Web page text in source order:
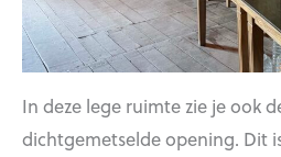
In deze lege ruimte zie je ook
dichtgemetselde opening. Dit